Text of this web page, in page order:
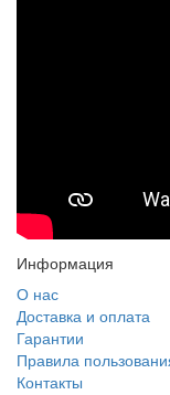
Информация
О нас
Доставка и оплата
Гарантии
Правила
Контакты